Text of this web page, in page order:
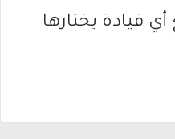
قيادة يختارها